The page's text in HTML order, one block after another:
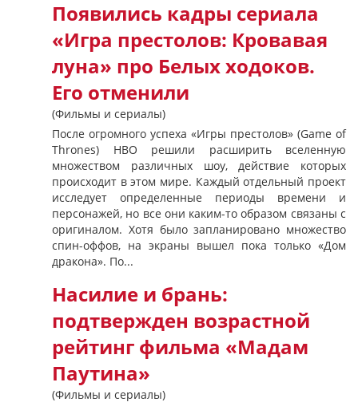
Появились кадры сериала
«Игра престолов: Кровавая
луна» про Белых ходоков.
Его отменили
(Фильмы и сериалы)
После огромного успеха «Игры престолов» (Game of
Thrones) HBO решили расширить вселенную
множеством различных шоу, действие которых
происходит в этом мире. Каждый отдельный проект
исследует определенные периоды времени и
персонажей, но все они каким-то образом связаны с
оригиналом. Хотя было запланировано множество
спин-оффов, на экраны вышел пока только «Дом
дракона». По...
Насилие и брань:
подтвержден возрастной
рейтинг фильма «Мадам
Паутина»
(Фильмы и сериалы)